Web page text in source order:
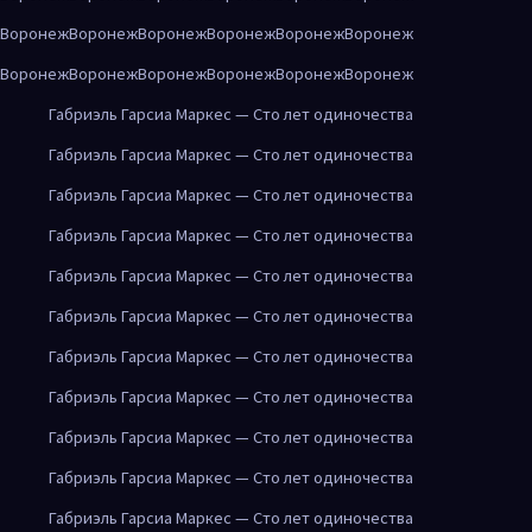
ВоронежВоронежВоронежВоронежВоронежВоронеж
ВоронежВоронежВоронежВоронежВоронежВоронеж
Габриэль Гарсиа Маркес — Сто лет одиночества
Габриэль Гарсиа Маркес — Сто лет одиночества
Габриэль Гарсиа Маркес — Сто лет одиночества
Габриэль Гарсиа Маркес — Сто лет одиночества
Габриэль Гарсиа Маркес — Сто лет одиночества
Габриэль Гарсиа Маркес — Сто лет одиночества
Габриэль Гарсиа Маркес — Сто лет одиночества
Габриэль Гарсиа Маркес — Сто лет одиночества
Габриэль Гарсиа Маркес — Сто лет одиночества
Габриэль Гарсиа Маркес — Сто лет одиночества
Габриэль Гарсиа Маркес — Сто лет одиночества